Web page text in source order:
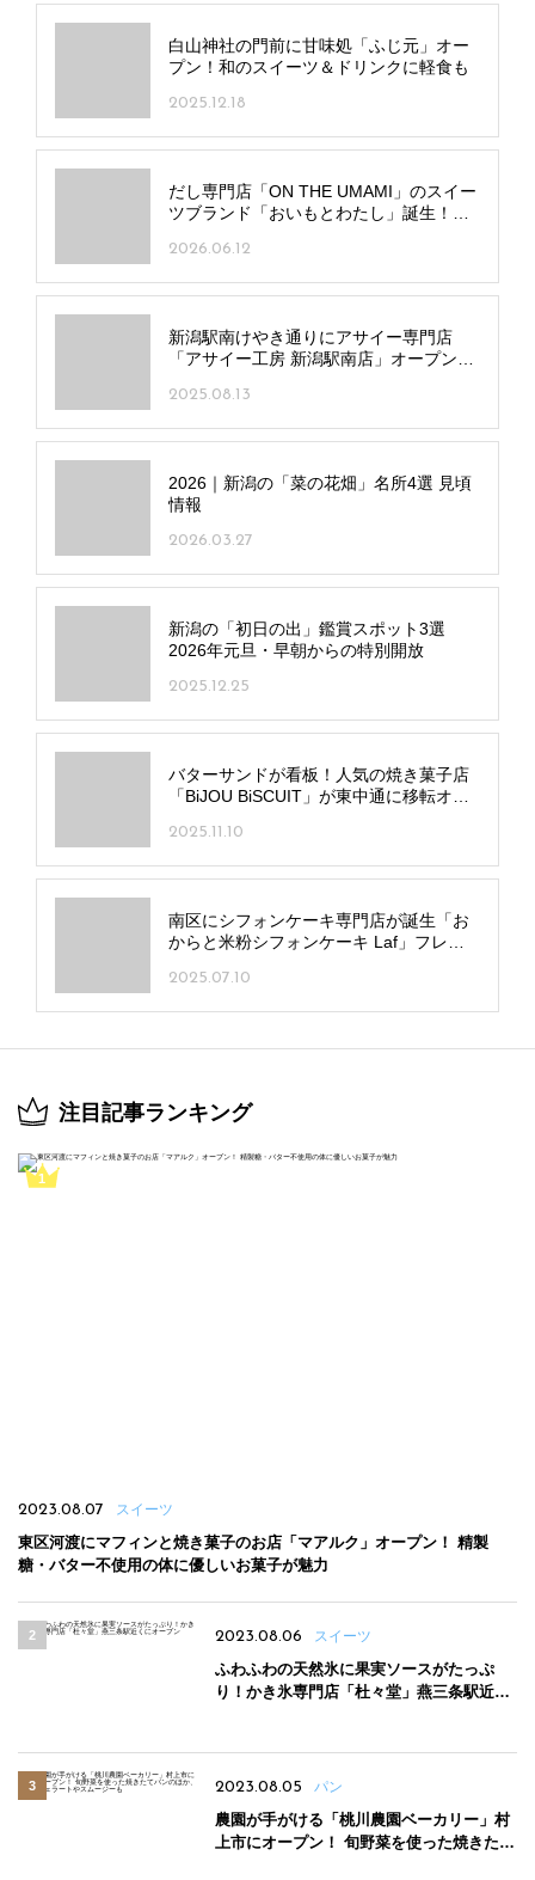
白山神社の門前に甘味処「ふじ元」オー
プン！和のスイーツ＆ドリンクに軽食も
2025.12.18
だし専門店「ON THE UMAMI」のスイー
ツブランド「おいもとわたし」誕生！だ
2026.06.12
新潟駅南けやき通りにアサイー専門店
「アサイー工房 新潟駅南店」オープン！
2025.08.13
2026｜新潟の「菜の花畑」名所4選 見頃
情報
2026.03.27
新潟の「初日の出」鑑賞スポット3選
2026年元旦・早朝からの特別開放
2025.12.25
バターサンドが看板！人気の焼き菓子店
「BiJOU BiSCUIT」が東中通に移転オー
2025.11.10
南区にシフォンケーキ専門店が誕生「お
からと米粉シフォンケーキ Laf」フレー
2025.07.10
注目記事ランキング
2023.08.07 スイーツ
東区河渡にマフィンと焼き菓子のお店「マアルク」オープン！ 精製
糖・バター不使用の体に優しいお菓子が魅力
2023.08.06 スイーツ
ふわふわの天然氷に果実ソースがたっぷ
り！かき氷専門店「杜々堂」燕三条駅近く
2023.08.05 パン
農園が手がける「桃川農園ベーカリー」村
上市にオープン！ 旬野菜を使った焼きたて